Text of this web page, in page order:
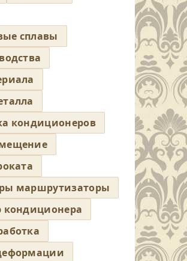
сплавы
кондиционеров
маршрутизаторы
кондиционера